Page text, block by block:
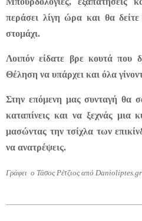
περάσει λίγη ώρα και θα
στομάχι.
Λοιπόν είδατε βρε κουτά που
Θέληση να υπάρχει και όλα
Στην επόμενη μας συνταγή θα
καταπίνεις και να ξεχνάς μια
μασώντας την τσίχλα των
να ανατρέψεις.
Γράφει ο Τάσος Ρέτζιος από Danioliptes.gr